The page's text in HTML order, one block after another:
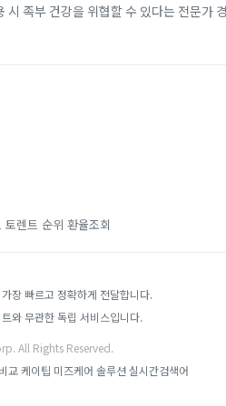
족부 건강을 위협할 수 있다는 전문가 경
토렌트 순위 환율조회
장 빠르고 정확하게 전달합니다.
와 무관한 독립 서비스입니다.
All Rights Reserved.
교케이팁 미즈케어 솔루션 실시간검색어